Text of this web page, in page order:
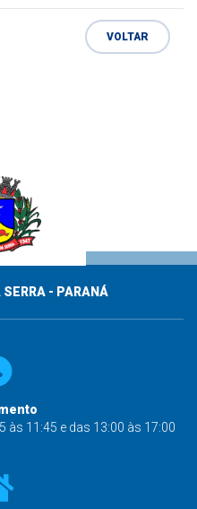
VOLTAR
- PARANÁ
às 11:45 e das 13:00 às 17:00